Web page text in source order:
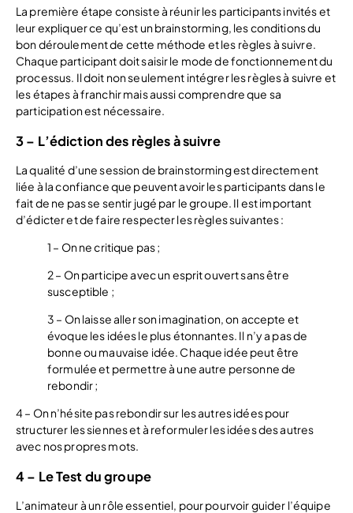
La première étape consiste à réunir les participants invités et
leur expliquer ce qu’est un brainstorming, les conditions du
bon déroulement de cette méthode et les règles à suivre.
Chaque participant doit saisir le mode de fonctionnement du
processus. Il doit non seulement intégrer les règles à suivre et
les étapes à franchir mais aussi comprendre que sa
participation est nécessaire.
3 – L’édiction des règles à suivre
La qualité d’une session de brainstorming est directement
liée à la confiance que peuvent avoir les participants dans le
fait de ne pas se sentir jugé par le groupe. Il est important
d’édicter et de faire respecter les règles suivantes :
1 – On ne critique pas ;
2 – On participe avec un esprit ouvert sans être
susceptible ;
3 – On laisse aller son imagination, on accepte et
évoque les idées le plus étonnantes. Il n’y a pas de
bonne ou mauvaise idée. Chaque idée peut être
formulée et permettre à une autre personne de
rebondir ;
4 – On n’hésite pas rebondir sur les autres idées pour
structurer les siennes et à reformuler les idées des autres
avec nos propres mots.
4 – Le Test du groupe
L’animateur à un rôle essentiel, pour pourvoir guider l’équipe